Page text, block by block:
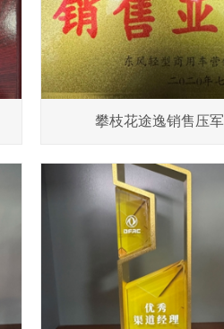
攀枝花途逸销售压军